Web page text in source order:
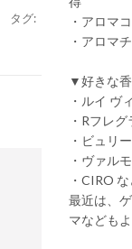
タグ:
・アロマ
・アロマ
▼好きな
・ルイ ヴ
・Rフレ
・ビュリー
・ヴァル
・CIRO
最近は、
マなども